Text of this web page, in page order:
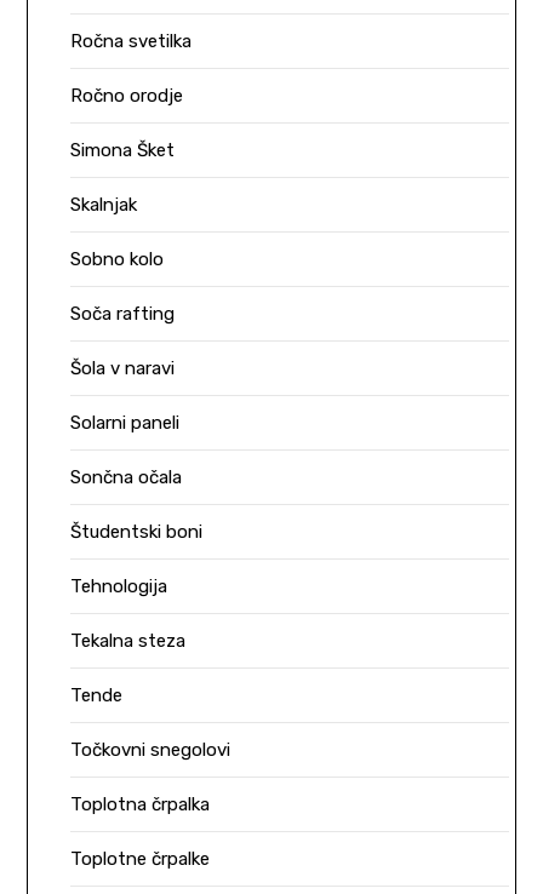
Ročna svetilka
Ročno orodje
Simona Šket
Skalnjak
Sobno kolo
Soča rafting
Šola v naravi
Solarni paneli
Sončna očala
Študentski boni
Tehnologija
Tekalna steza
Tende
Točkovni snegolovi
Toplotna črpalka
Toplotne črpalke